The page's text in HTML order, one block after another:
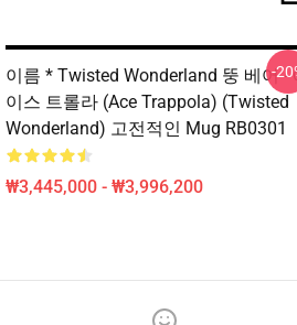
이름 * Twisted Wonderland 뚱 베어 -
이스 트롤라 (Ace Trappola) (Twisted
Wonderland) 고전적인 Mug RB0301
₩3,445,000 - ₩3,996,200
-